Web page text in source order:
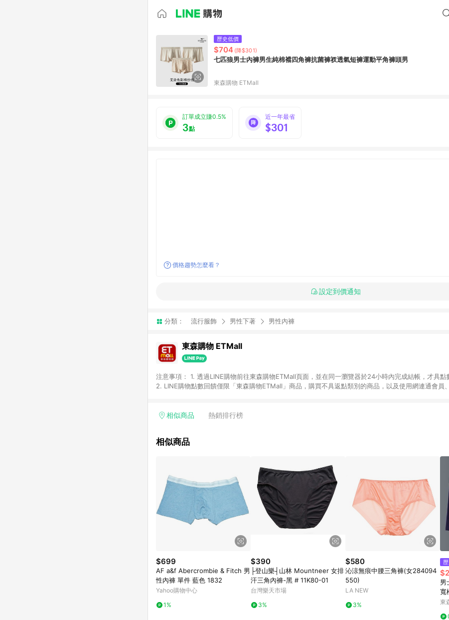
歷史低價
$704 (降$301)
七匹狼男士內褲男生純棉襠四角褲抗菌褲衩透氣短褲運動平角褲頭男
東森購物 ETMall
訂單成立賺0.5%
3點
近一年最省
$301
價格趨勢怎麼看？
設定到價通知
分類： 流行服飾 男性下著 男性內褲
東森購物 ETMall
注意事項： 1. 透過LINE購物前往東森購物ETMall頁面，並在同一瀏覽器於24小時內完成結帳，才具點
2. LINE購物點數回饋僅限「東森購物ETMall」商品，購買不具返點類別的商品，以及使用網連通會員
「草莓網」全館商品。 4. 如取消訂單、退貨、退款或購物中登出東森購物ETMall，將無法獲得點數回
面顯示為準。 7. LINE購物設有「單一商品最高回饋點數」機制(特殊活動時開放「回饋無上限」)，以同
品資料更新會有時間差，如顯示之商品規格、顏色、價位、贈品與東森購物ETMall銷售網頁不符，以銷
準。 9. 若有贈點爭議，請務必於訂單日期+180天以內至LINE購物客服洽詢；若超過180天(含)以上進
贈點回饋。 10. 部分點數紅包僅限指定商品使用，或不適用於無回饋商品。各點數紅包之適用商品與使
紅包頁面規則為準。
相似商品 熱銷排行榜
相似商品
$699
AF a&f Abercrombie & Fitch 男
性內褲 單件 藍色 1832
Yahoo購物中心
1%
$390
├登山樂┤山林 Mountneer 女排
汗三角內褲-黑 # 11K80-01
台灣樂天市場
3%
$580
沁涼無痕中腰三角褲(女284094
550)
LA NEW
3%
男
寬
角
東